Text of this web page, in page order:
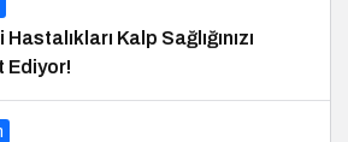
Hastalıkları Kalp Sağlığınızı
Ediyor!